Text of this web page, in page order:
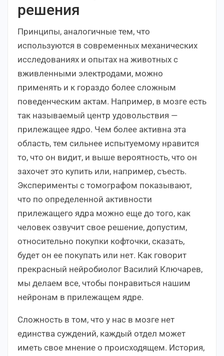
решения
Принципы, аналогичные тем, что
используются в современных механических
исследованиях и опытах на животных с
вживленными электродами, можно
применять и к гораздо более сложным
поведенческим актам. Например, в мозге есть
так называемый центр удовольствия —
прилежащее ядро. Чем более активна эта
область, тем сильнее испытуемому нравится
то, что он видит, и выше вероятность, что он
захочет это купить или, например, съесть.
Эксперименты с томографом показывают,
что по определенной активности
прилежащего ядра можно еще до того, как
человек озвучит свое решение, допустим,
относительно покупки кофточки, сказать,
будет он ее покупать или нет. Как говорит
прекрасный нейробиолог Василий Ключарев,
мы делаем все, чтобы понравиться нашим
нейронам в прилежащем ядре.
Сложность в том, что у нас в мозге нет
единства суждений, каждый отдел может
иметь свое мнение о происходящем. История,